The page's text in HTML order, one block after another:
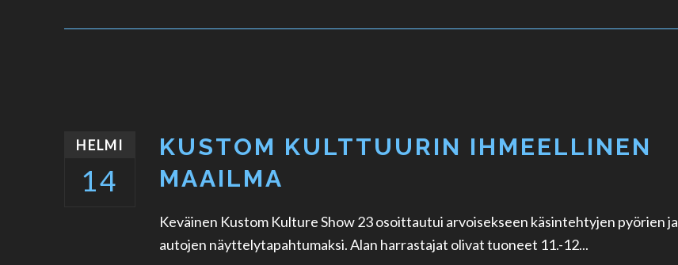
KUSTOM KULTTUURIN IHMEELLINEN
MAAILMA
HELMI
14
Keväinen Kustom Kulture Show 23 osoittautui arvoisekseen käsintehtyjen pyörien ja
autojen näyttelytapahtumaksi. Alan harrastajat olivat tuoneet 11.-12...